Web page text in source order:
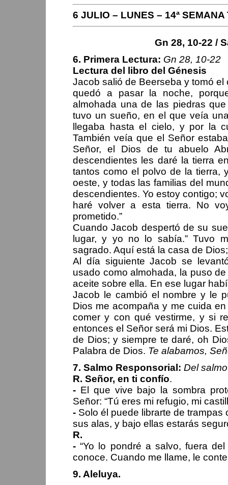
6 JULIO – LUNES – 14ª
Gn 28, 10-22 /
6. Primera Lectura: Gn 28, 10-22
Lectura del libro del Génesis
Jacob salió de Beerseba y tomó
quedó a pasar la noche,
almohada una de las piedras
tuvo un sueño, en el que veía
llegaba hasta el cielo, y por la
También veía que el Señor
Señor, el Dios de tu abuelo
descendientes les daré la tierra
tantos como el polvo de la tierra,
oeste, y todas las familias del
descendientes. Yo estoy contigo;
haré volver a esta tierra. No
prometido.”
Cuando Jacob despertó de su
lugar, y yo no lo sabía.” Tuvo
sagrado. Aquí está la casa de
Al día siguiente Jacob se
usado como almohada, la puso
aceite sobre ella. En ese lugar
Jacob le cambió el nombre y le
Dios me acompaña y me cuida
comer y con qué vestirme, y si
entonces el Señor será mi Dios.
de Dios; y siempre te daré, oh
Palabra de Dios. Te alabamos,
7. Salmo Responsorial: Del
R. Señor, en ti confío.
- El que vive bajo la sombra
Señor: “Tú eres mi refugio, mi
- Solo él puede librarte de
sus alas, y bajo ellas estarás
R.
- “Yo lo pondré a salvo, fuera
conoce. Cuando me llame, le
9. Aleluya.